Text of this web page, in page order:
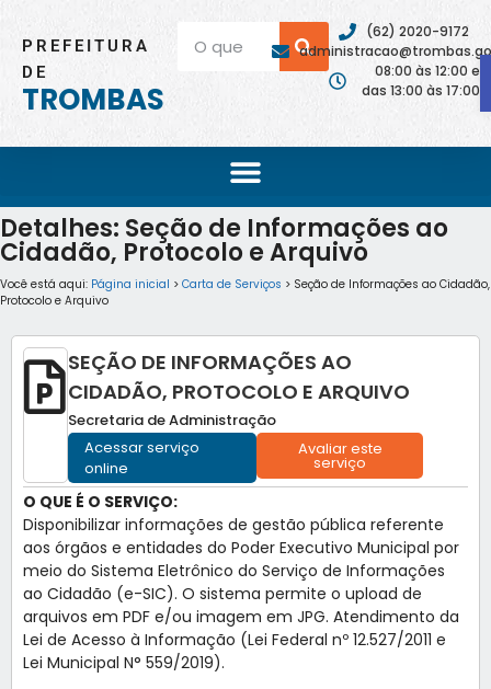
PREFEITURA
DE
TROMBAS
(62) 2020-9172
08:00 às 12:00 e
das 13:00 às 17:00
Detalhes: Seção de Informações ao
Cidadão, Protocolo e Arquivo
Você está aqui: Página inicial > Carta de Serviços > Seção de Informações ao Cidadão,
Protocolo e Arquivo
SEÇÃO DE INFORMAÇÕES AO
CIDADÃO, PROTOCOLO E ARQUIVO
Secretaria de Administração
Acessar serviço
online
Avaliar este
serviço
O QUE É O SERVIÇO:
Disponibilizar informações de gestão pública referente
aos órgãos e entidades do Poder Executivo Municipal por
meio do Sistema Eletrônico do Serviço de Informações
ao Cidadão (e-SIC). O sistema permite o upload de
arquivos em PDF e/ou imagem em JPG. Atendimento da
Lei de Acesso à Informação (Lei Federal nº 12.527/2011 e
Lei Municipal N° 559/2019).